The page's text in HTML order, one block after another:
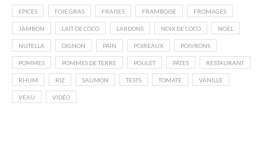
EPICES FOIE GRAS FRAISES FRAMBOISE FROMAGES
JAMBON LAIT DE COCO LARDONS NOIX DE COCO NOËL
NUTELLA OIGNON PAIN POIREAUX POIVRONS
POMMES POMMES DE TERRE POULET PÂTES RESTAURANT
RHUM RIZ SAUMON TESTS TOMATE VANILLE
VEAU VIDÉO